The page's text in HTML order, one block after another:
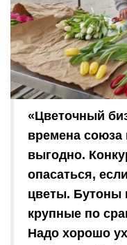
«Цветочный
времена союза
выгодно.
опасаться,
цветы. Бутоны
крупные по
Надо хорошо